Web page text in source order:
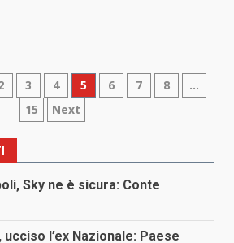
3 4 5 6 7 8
…
15
Next
Sky ne è sicura: Conte
l’ex Nazionale: Paese